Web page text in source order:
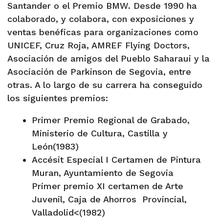
Santander o el Premio BMW. Desde 1990 ha
colaborado, y colabora, con exposiciones y
ventas benéficas para organizaciones como
UNICEF, Cruz Roja, AMREF Flying Doctors,
Asociación de amigos del Pueblo Saharaui y la
Asociación de Parkinson de Segovia, entre
otras. A lo largo de su carrera ha conseguido
los siguientes premios:
Primer Premio Regional de Grabado,
Ministerio de Cultura, Castilla y
León(1983)
Accésit Especial I Certamen de Pintura
Muran, Ayuntamiento de Segovia
Primer premio XI certamen de Arte
Juvenil, Caja de Ahorros Provincial,
Valladolid<(1982)